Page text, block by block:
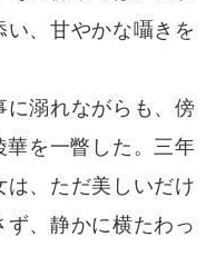
交界を揺るがし、世界
の女帝、それは彼女
、それも彼女だ！
、それすらも彼女だっ
、甘やかな囁きを
溺れながらも、傍
を一瞥した。三年
は、ただ美しいだけ
、静かに横たわっ